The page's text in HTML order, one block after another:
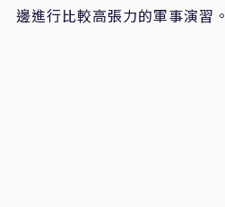
邊進行比較高張力的軍事演習。